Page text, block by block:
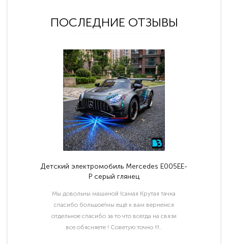
ПОСЛЕДНИЕ ОТЗЫВЫ
Детский электромобиль Mercedes E005EE-
P серый глянец
Мы довольны машиной !самая Крутая тачка
спасибо большое!мы ещё к вам вернемся
отдельное спасибо за то что всегда на связи
все обясняете ! Советую точно !!!..